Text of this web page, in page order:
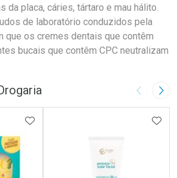
da placa, cáries, tártaro e mau hálito.
de laboratório conduzidos pela
que os cremes dentais que contêm
bucais que contêm CPC neutralizam
Imagem
ADICIONAR AOS FAVORITOS